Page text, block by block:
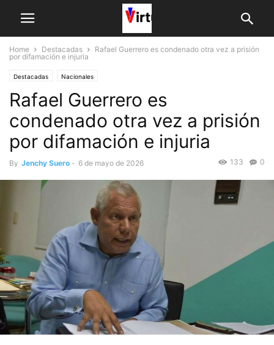
Home Destacadas
Rafael Guerrero es condenado otra vez a prisión
por difamación e injuria
Destacadas Nacionales
Rafael Guerrero es
condenado otra vez a prisión
por difamación e injuria
By Jenchy Suero - 6 de mayo de 2026 0
133